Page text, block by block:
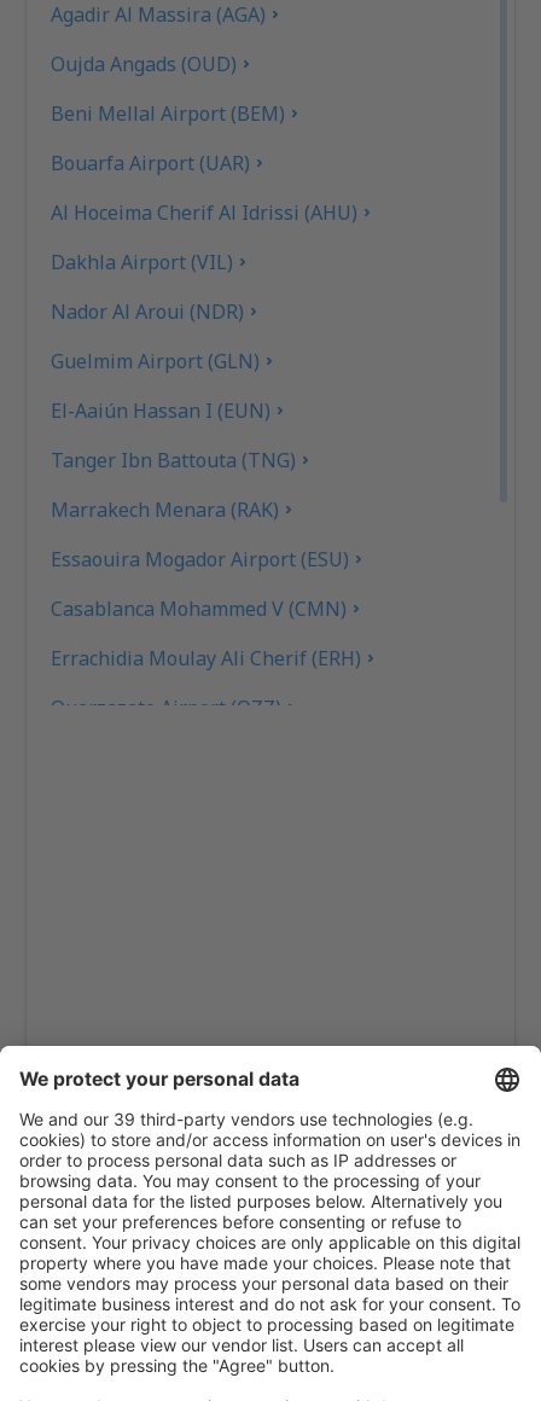
Agadir Al Massira (AGA)
Oujda Angads (OUD)
Beni Mellal Airport (BEM)
Bouarfa Airport (UAR)
Al Hoceima Cherif Al Idrissi (AHU)
Dakhla Airport (VIL)
Nador Al Aroui (NDR)
Guelmim Airport (GLN)
El-Aaiún Hassan I (EUN)
Tanger Ibn Battouta (TNG)
Marrakech Menara (RAK)
Essaouira Mogador Airport (ESU)
Casablanca Mohammed V (CMN)
Errachidia Moulay Ali Cherif (ERH)
Ouarzazate Airport (OZZ)